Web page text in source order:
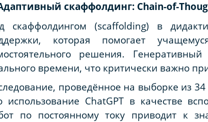
скаффолдинг: Chain-of-
скаффолдингом (scaffolding) в
которая помогает
решения.
времени, что критически важно
проведённое на выборке из
использование ChatGPT в качестве
по постоянному току приводит к